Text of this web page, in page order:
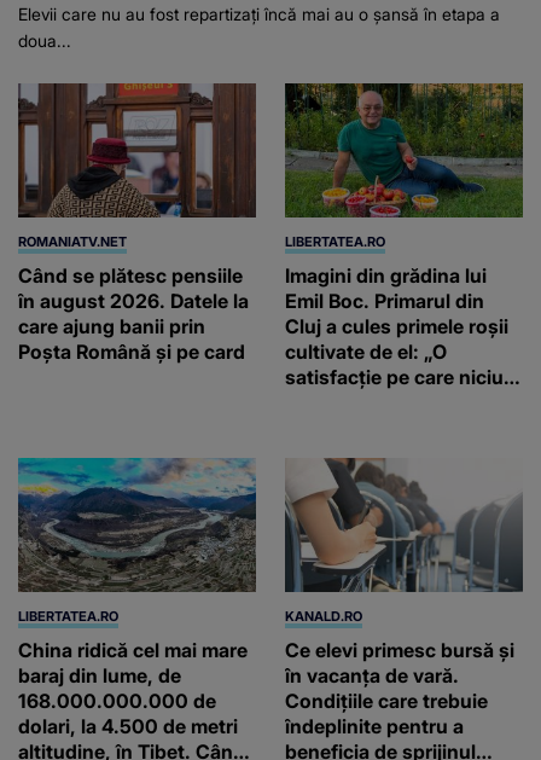
Elevii care nu au fost repartizați încă mai au o șansă în etapa a
doua...
ROMANIATV.NET
Când se plătesc pensiile
în august 2026. Datele la
care ajung banii prin
Poșta Română și pe card
LIBERTATEA.RO
Imagini din grădina lui
Emil Boc. Primarul din
Cluj a cules primele roșii
cultivate de el: „O
satisfacție pe care niciun
LIBERTATEA.RO
China ridică cel mai mare
baraj din lume, de
168.000.000.000 de
dolari, la 4.500 de metri
altitudine, în Tibet. Când
KANALD.RO
Ce elevi primesc bursă și
în vacanța de vară.
Condițiile care trebuie
îndeplinite pentru a
beneficia de sprijinul